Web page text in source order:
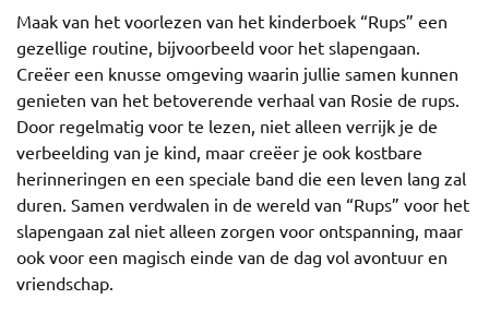
Maak van het voorlezen van het kinderboek “Rups” een
gezellige routine, bijvoorbeeld voor het slapengaan.
Creëer een knusse omgeving waarin jullie samen kunnen
genieten van het betoverende verhaal van Rosie de rups.
Door regelmatig voor te lezen, niet alleen verrijk je de
verbeelding van je kind, maar creëer je ook kostbare
herinneringen en een speciale band die een leven lang zal
duren. Samen verdwalen in de wereld van “Rups” voor het
slapengaan zal niet alleen zorgen voor ontspanning, maar
ook voor een magisch einde van de dag vol avontuur en
vriendschap.